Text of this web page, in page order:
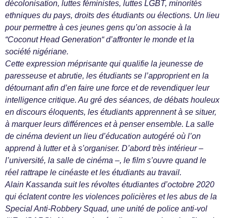
décolonisation, luttes féministes, luttes LGBT, minorités
ethniques du pays, droits des étudiants ou élections. Un lieu
pour permettre à ces jeunes gens qu’on associe à la
“Coconut Head Generation“ d’affronter le monde et la
société nigériane.
Cette expression méprisante qui qualifie la jeunesse de
paresseuse et abrutie, les étudiants se l’approprient en la
détournant afin d’en faire une force et de revendiquer leur
intelligence critique. Au gré des séances, de débats houleux
en discours éloquents, les étudiants apprennent à se situer,
à marquer leurs différences et à penser ensemble. La salle
de cinéma devient un lieu d’éducation autogéré où l’on
apprend à lutter et à s’organiser. D’abord très intérieur –
l’université, la salle de cinéma –, le film s’ouvre quand le
réel rattrape le cinéaste et les étudiants au travail.
Alain Kassanda suit les révoltes étudiantes d’octobre 2020
qui éclatent contre les violences policières et les abus de la
Special Anti-Robbery Squad, une unité de police anti-vol